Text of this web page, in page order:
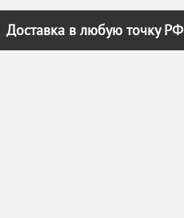
Доставка в любую точку РФ